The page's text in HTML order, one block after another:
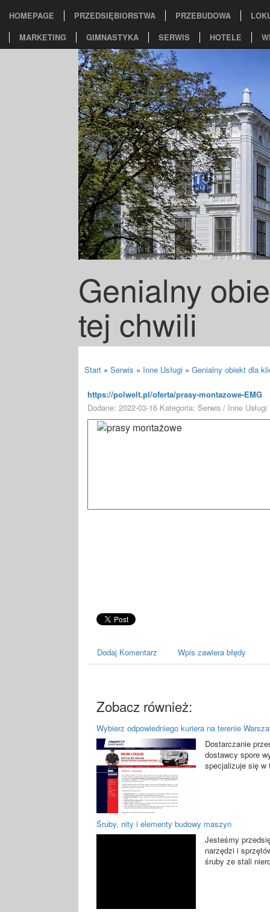
HOMEPAGE PRZEDSIĘBIORSTWA PRZEBUDOWA
MARKETING
GIMNASTYKA SERWIS HOTELE
Genialny
tej chwili
Start » Serwis » Inne Usługi » Genialny obiekt dla
https://polwelt.pl/oferta/prasy-montazowe-EMG
Dodane: 2022-03-16 Kategoria: Serwis / Inne Usługi
Dodaj Komentarz Wpis zawiera błędy
Zobacz również:
Wybierz odpowiedniego kuriera na terenie
Dostarczanie
dostawcy spore
specjalizuje się
Śruby, nity i elementy budowy maszyn
Jesteśmy
narzędzi i
śruby ze stali